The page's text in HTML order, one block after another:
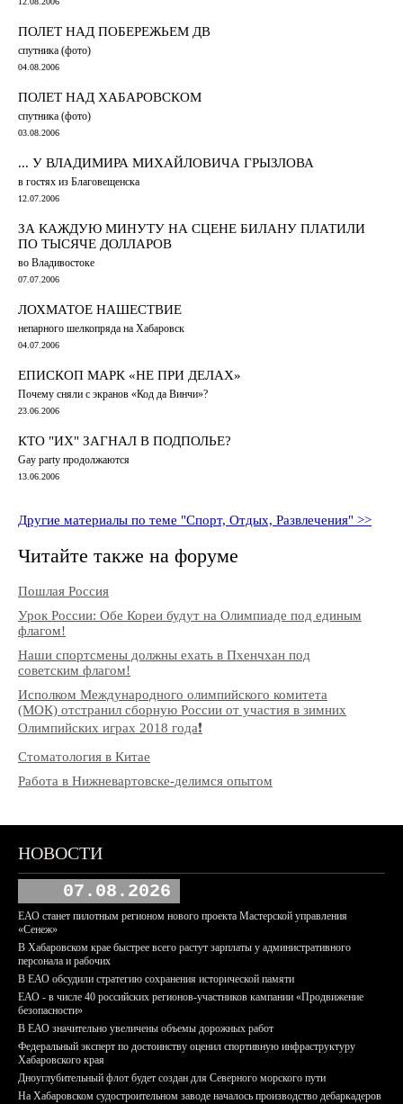
ПОЛЕТ НАД ПОБЕРЕЖЬЕМ ДВ
спутника (фото)
04.08.2006
ПОЛЕТ НАД ХАБАРОВСКОМ
спутника (фото)
03.08.2006
... У ВЛАДИМИРА МИХАЙЛОВИЧА ГРЫЗЛОВА
в гостях из Благовещенска
12.07.2006
ЗА КАЖДУЮ МИНУТУ НА СЦЕНЕ БИЛАНУ ПЛАТИЛИ
ПО ТЫСЯЧЕ ДОЛЛАРОВ
во Владивостоке
07.07.2006
ЛОХМАТОЕ НАШЕСТВИЕ
непарного шелкопряда на Хабаровск
04.07.2006
ЕПИСКОП МАРК «НЕ ПРИ ДЕЛАХ»
Почему сняли с экранов «Код да Винчи»?
23.06.2006
КТО "ИХ" ЗАГНАЛ В ПОДПОЛЬЕ?
Gay party продолжаются
13.06.2006
Другие материалы по теме "Спорт, Отдых, Развлечения" >>
Читайте также на форуме
Пошлая Россия
Урок России: Обе Кореи будут на Олимпиаде под единым
флагом!
Наши спортсмены должны ехать в Пхенчхан под
советским флагом!
Исполком Международного олимпийского комитета
(МОК) отстранил сборную России от участия в зимних
Олимпийских играх 2018 года❗️
Стоматология в Китае
Работа в Нижневартовске-делимся опытом
НОВОСТИ
07.08.2026
ЕАО станет пилотным регионом нового проекта Мастерской управления
«Сенеж»
В Хабаровском крае быстрее всего растут зарплаты у административного
персонала и рабочих
В ЕАО обсудили стратегию сохранения исторической памяти
ЕАО - в числе 40 российских регионов-участников кампании «Продвижение
безопасности»
В ЕАО значительно увеличены объемы дорожных работ
Федеральный эксперт по достоинству оценил спортивную инфраструктуру
Хабаровского края
Дноуглубительный флот будет создан для Северного морского пути
На Хабаровском судостроительном заводе началось производство дебаркадеров